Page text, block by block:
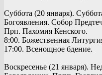
Суббота (20 января).
Богоявления. Собор
Прп. Пахомия Кенского.
8:00. Божественная
17:00. Всенощное бдение.
Воскресенье (21 января).